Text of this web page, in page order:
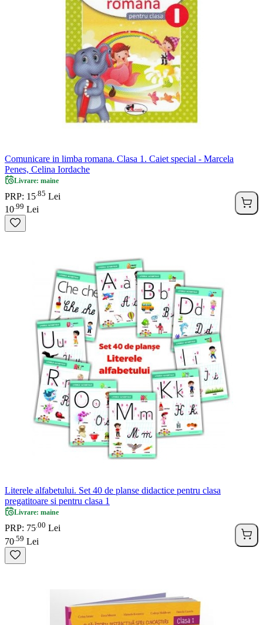
Comunicare in limba romana. Clasa 1. Caiet special - Marcela
Penes, Celina Iordache
Livrare: maine
PRP: 15 85 Lei
10 99 Lei
Literele alfabetului. Set 40 de planse didactice pentru clasa
pregatitoare si pentru clasa 1
Livrare: maine
PRP: 75 00 Lei
70 59 Lei